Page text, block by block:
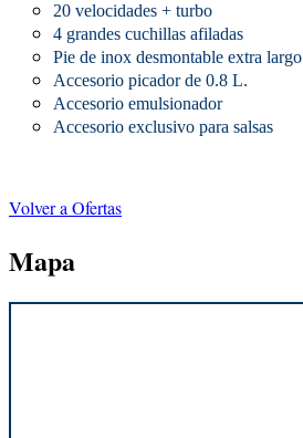
20 velocidades + turbo
4 grandes cuchillas afiladas
Pie de inox desmontable extra largo
Accesorio picador de 0.8 L.
Accesorio emulsionador
Accesorio exclusivo para salsas
Volver a Ofertas
Mapa